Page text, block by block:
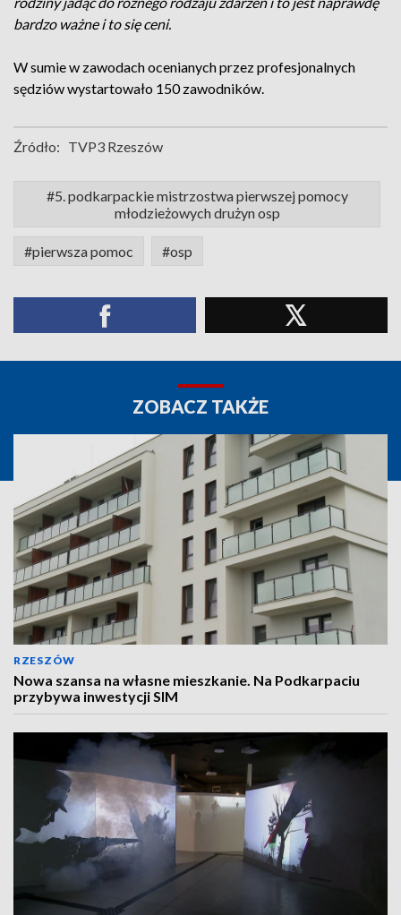
bardzo ważne i to się ceni.
W sumie w zawodach ocenianych przez profesjonalnych
sędziów wystartowało 150 zawodników.
Źródło: TVP3 Rzeszów
#5. podkarpackie mistrzostwa pierwszej pomocy
młodzieżowych drużyn osp
#pierwsza pomoc #osp
ZOBACZ TAKŻE
RZESZÓW
Nowa szansa na własne mieszkanie. Na Podkarpaciu
przybywa inwestycji SIM